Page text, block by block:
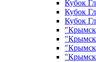
Кубок
Кубок
Кубок